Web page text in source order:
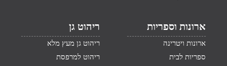
ארונות וספריות
ארונות ויטרינה
ספריות לבית
ריהוט גן
ריהוט גן מעץ מלא
ריהוט למרפסת